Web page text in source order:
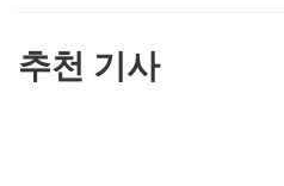
추천 기사